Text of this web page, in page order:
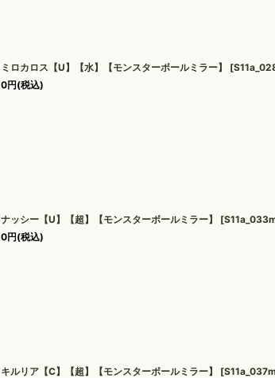
ミロカロス【U】【水】【モンスターボールミラー】 [
0円(税込)
ナッシー【U】【超】【モンスターボールミラー】 [
0円(税込)
キルリア【C】【超】【モンスターボールミラー】 [